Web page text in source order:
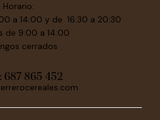
Horario:
a 14:00 y de 16:30 a 20:30
de 9:00 a 14:00
cerrados
687 865 452